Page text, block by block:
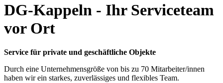
DG-Kappeln - Ihr Serviceteam
vor Ort
Service für private und geschäftliche Objekte
Durch eine Unternehmensgröße von bis zu 70 Mitarbeiter/innen
haben wir ein starkes, zuverlässiges und flexibles Team.